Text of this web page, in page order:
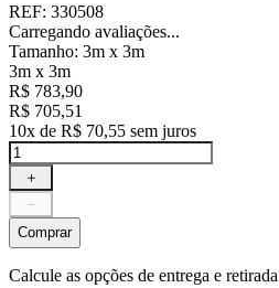
REF: 330508
Carregando avaliações...
Tamanho: 3m x 3m
3m x 3m
R$ 783,90
R$ 705,51
10x de R$ 70,55 sem juros
＋
－
Comprar
Calcule as opções de entrega e retirada